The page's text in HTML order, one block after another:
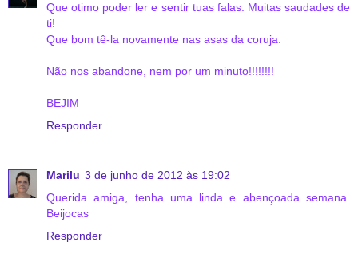
Que otimo poder ler e sentir tuas falas. Muitas saudades de
ti!
Que bom tê-la novamente nas asas da coruja.
Não nos abandone, nem por um minuto!!!!!!!!
BEJIM
Responder
Marilu 3 de junho de 2012 às 19:02
Querida amiga, tenha uma linda e abençoada semana.
Beijocas
Responder